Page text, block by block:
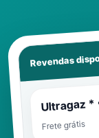
Revendas
Ultragaz *
Frete grátis